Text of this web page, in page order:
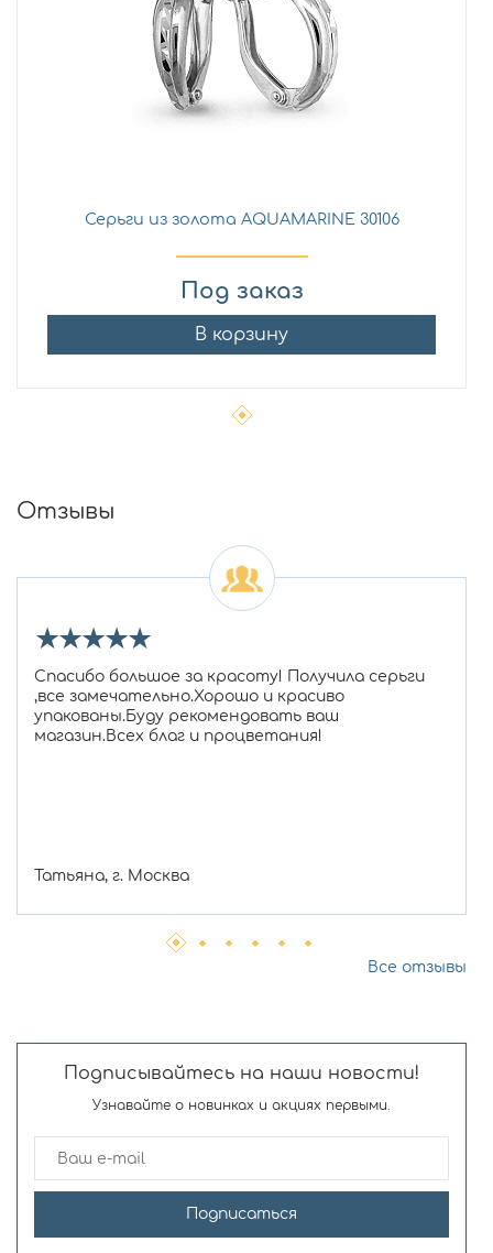
Серьги из золота AQUAMARINE 30106
Под заказ
В корзину
Отзывы
★★★★★
Спасибо большое за красоту! Получила серьги
,все замечательно.Хорошо и красиво
упакованы.Буду рекомендовать ваш
магазин.Всех благ и процветания!
Татьяна, г. Москва
Все отзывы
Подписывайтесь на наши новости!
Узнавайте о новинках и акциях первыми.
Подписаться